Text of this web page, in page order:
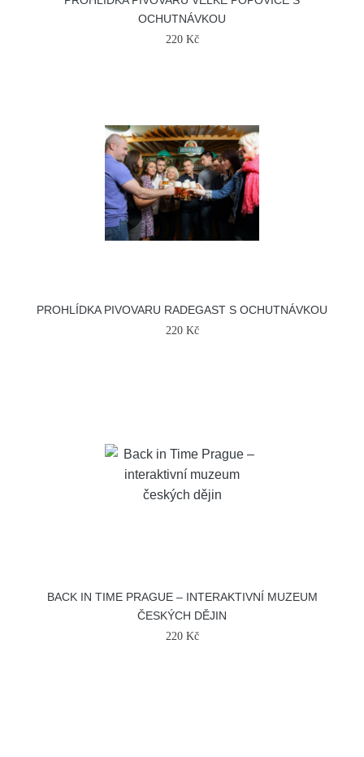
OCHUTNÁVKOU
220 Kč
PROHLÍDKA PIVOVARU RADEGAST S OCHUTNÁVKOU
220 Kč
BACK IN TIME PRAGUE – INTERAKTIVNÍ MUZEUM
ČESKÝCH DĚJIN
220 Kč